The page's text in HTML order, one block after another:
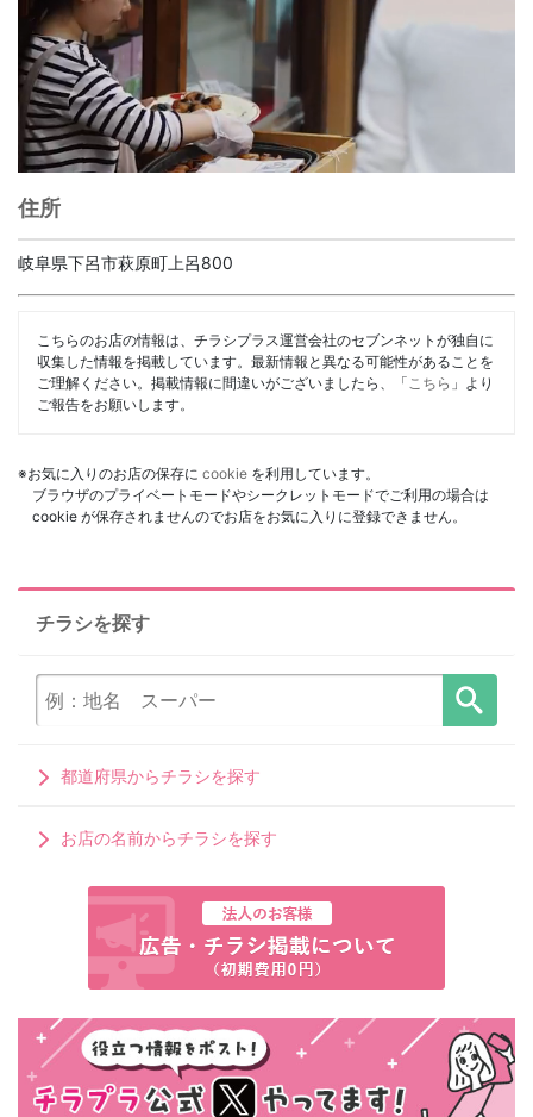
住所
岐阜県下呂市萩原町上呂800
こちらのお店の情報は、チラシプラス運営会社のセブンネットが独自に
収集した情報を掲載しています。最新情報と異なる可能性があることを
ご理解ください。掲載情報に間違いがございましたら、「 こちら 」より
ご報告をお願いします。
※お気に入りのお店の保存に cookie を利用しています。
ブラウザのプライベートモードやシークレットモードでご利用の場合は
cookie が保存されませんのでお店をお気に入りに登録できません。
チラシを探す
都道府県からチラシを探す
お店の名前からチラシを探す